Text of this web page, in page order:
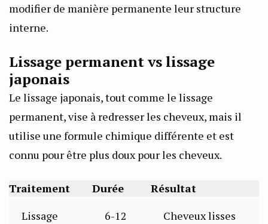
modifier de manière permanente leur structure
interne.
Lissage permanent vs lissage
japonais
Le lissage japonais, tout comme le lissage
permanent, vise à redresser les cheveux, mais il
utilise une formule chimique différente et est
connu pour être plus doux pour les cheveux.
Traitement Durée
Résultat
Lissage
6-12
Cheveux lisses